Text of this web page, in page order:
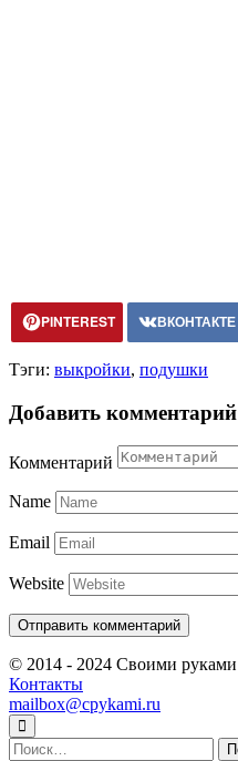
PINTEREST ВКОНТАКТЕ
Тэги: выкройки, подушки
Добавить комментарий
Комментарий
Name
Email
Website
© 2014 - 2024 Своими руками
Контакты
mailbox@cpykami.ru
Найти: